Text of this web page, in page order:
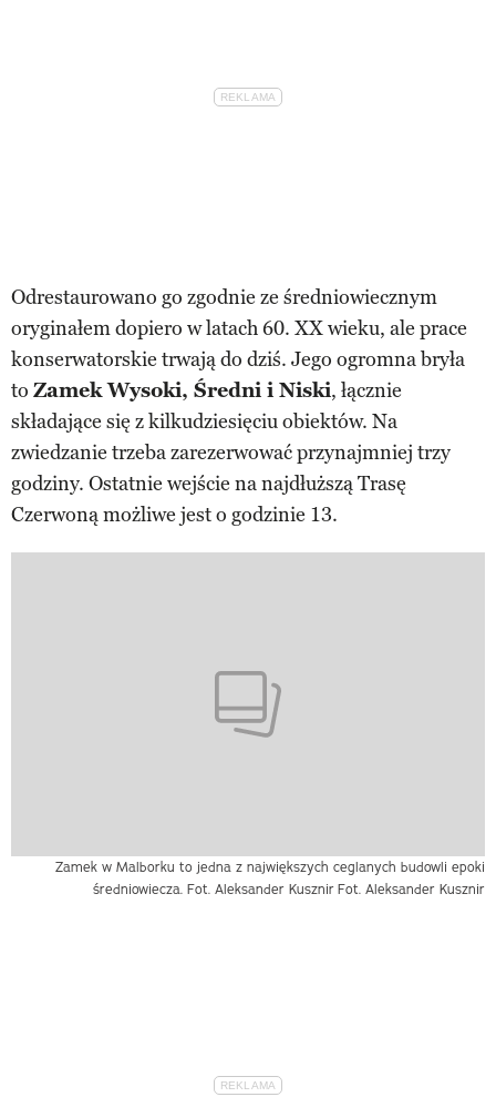
Odrestaurowano go zgodnie ze średniowiecznym
oryginałem dopiero w latach 60. XX wieku, ale prace
konserwatorskie trwają do dziś. Jego ogromna bryła
to Zamek Wysoki, Średni i Niski, łącznie
składające się z kilkudziesięciu obiektów. Na
zwiedzanie trzeba zarezerwować przynajmniej trzy
godziny. Ostatnie wejście na najdłuższą Trasę
Czerwoną możliwe jest o godzinie 13.
Zamek w Malborku to jedna z największych ceglanych budowli epoki
średniowiecza. Fot. Aleksander Kusznir Fot. Aleksander Kusznir